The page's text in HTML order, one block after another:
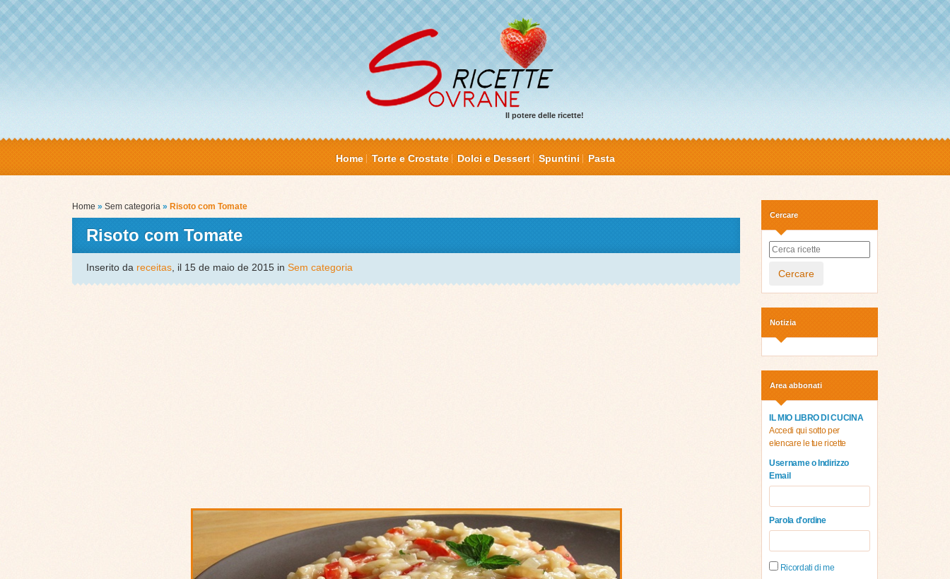
Il potere delle ricette!
Home Torte e Crostate Dolci e Dessert Spuntini Pasta
Home » Sem categoria » Risoto com Tomate
Risoto com Tomate
Inserito da receitas , il 15 de maio de 2015 in Sem categoria
Cercare
Cercare
Notizia
Area abbonati
IL MIO LIBRO DI CUCINA
Accedi qui sotto per
elencare le tue ricette
Username o Indirizzo
Email
Parola d'ordine
Ricordati di me